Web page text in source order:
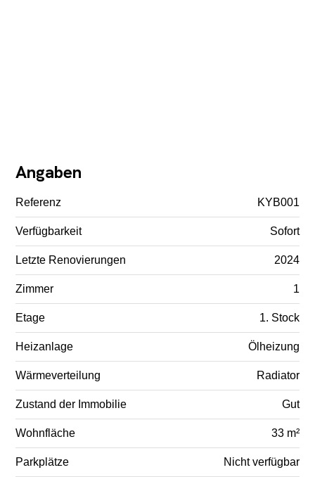
Angaben
Referenz KYB001
Verfügbarkeit Sofort
Letzte Renovierungen 2024
Zimmer 1
Etage 1. Stock
Heizanlage Ölheizung
Wärmeverteilung Radiator
Zustand der Immobilie Gut
Wohnfläche 33 m²
Parkplätze Nicht verfügbar